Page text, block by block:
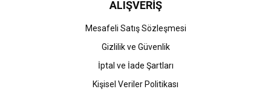
ALIŞVERİŞ
Mesafeli Satış Sözleşmesi
Gizlilik ve Güvenlik
İptal ve İade Şartları
Kişisel Veriler Politikası